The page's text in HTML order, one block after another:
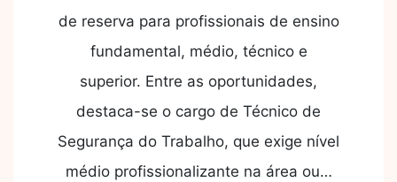
de reserva para profissionais de ensino
fundamental, médio, técnico e
superior. Entre as oportunidades,
destaca-se o cargo de Técnico de
Segurança do Trabalho, que exige nível
médio profissionalizante na área ou…